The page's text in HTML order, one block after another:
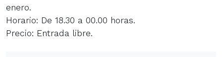
enero.
Horario: De 18.30 a 00.00 horas.
Precio: Entrada libre.